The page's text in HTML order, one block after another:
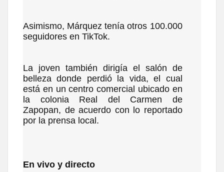
Asimismo, Márquez tenía otros 100.000
seguidores en TikTok.
La joven también dirigía el salón de
belleza donde perdió la vida, el cual
está en un centro comercial ubicado en
la colonia Real del Carmen de
Zapopan, de acuerdo con lo reportado
por la prensa local.
En vivo y directo